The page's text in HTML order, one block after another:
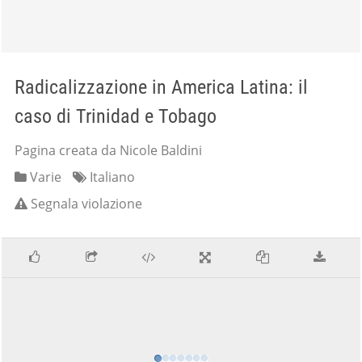
Radicalizzazione in America Latina: il
caso di Trinidad e Tobago
Pagina creata da Nicole Baldini
Varie
Italiano
Segnala violazione